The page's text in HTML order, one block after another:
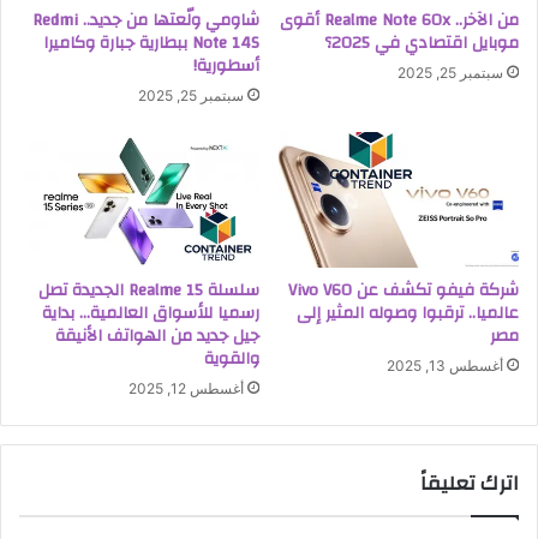
من الآخر.. Realme Note 60x أقوى
موبايل اقتصادي في 2025؟
سبتمبر 25, 2025
شاومي ولّعتها من جديد.. Redmi
Note 14S ببطارية جبارة وكاميرا
أسطورية!
سبتمبر 25, 2025
شركة فيفو تكشف عن Vivo V60
عالميا.. ترقبوا وصوله المثير إلى
مصر
أغسطس 13, 2025
سلسلة Realme 15 الجديدة تصل
رسميا للأسواق العالمية… بداية
جيل جديد من الهواتف الأنيقة
والقوية
أغسطس 12, 2025
اترك تعليقاً